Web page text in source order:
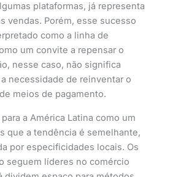
plataformas, já representa
vendas. Porém, esse sucesso
como a linha de
um convite a repensar o
nesse caso, não significa
necessidade de reinventar o
meios de pagamento.
a América Latina como um
que a tendência é semelhante,
por especificidades locais. Os
seguem líderes no comércio